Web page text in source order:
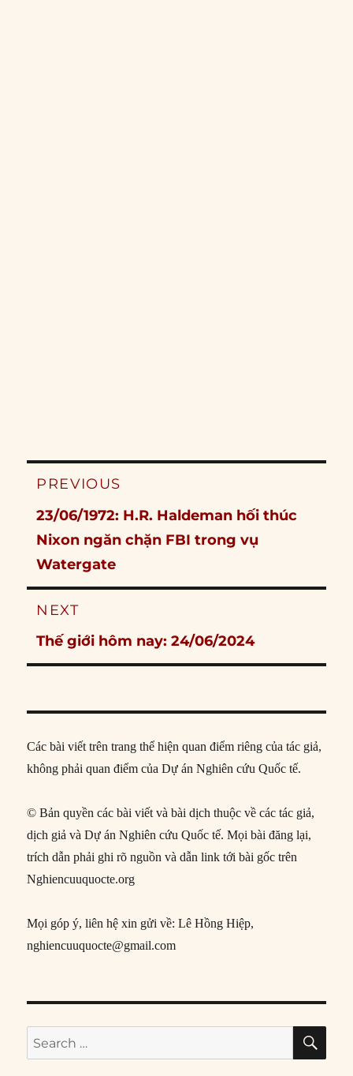
Post
PREVIOUS
Previous
post:
23/06/1972: H.R. Haldeman hối thúc
Nixon ngăn chặn FBI trong vụ
Watergate
NEXT
Next
post:
Thế giới hôm nay: 24/06/2024
Các bài viết trên trang thể hiện quan điểm riêng của tác giả,
không phải quan điểm của Dự án Nghiên cứu Quốc tế.
© Bản quyền các bài viết và bài dịch thuộc về các tác giả,
dịch giả và Dự án Nghiên cứu Quốc tế. Mọi bài đăng lại,
trích dẫn phải ghi rõ nguồn và dẫn link tới bài gốc trên
Nghiencuuquocte.org
Mọi góp ý, liên hệ xin gửi về: Lê Hồng Hiệp,
nghiencuuquocte@gmail.com
Search
for: